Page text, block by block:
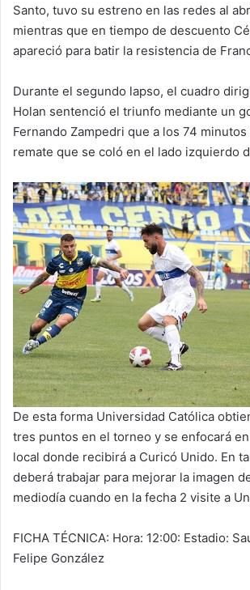
Santo, tuvo su estreno en las redes al
mientras que en tiempo de descuento
apareció para batir la resistencia de
Durante el segundo lapso, el cuadro
Holan sentenció el triunfo mediante un
Fernando Zampedri que a los 74
remate que se coló en el lado izquierdo
De esta forma Universidad Católica
tres puntos en el torneo y se enfocará
local donde recibirá a Curicó Unido. En
deberá trabajar para mejorar la imagen
mediodía cuando en la fecha 2 visite a
FICHA TÉCNICA: Hora: 12:00: Estadio:
Felipe González